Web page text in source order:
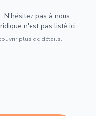
N'hésitez pas à nous
n'est pas listé ici.
plus de détails.